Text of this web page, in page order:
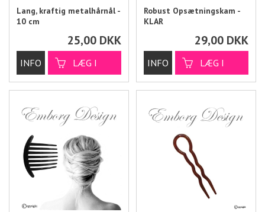
Lang, kraftig metalhårnål -
10 cm
25,00 DKK
Robust Opsætningskam -
KLAR
29,00 DKK